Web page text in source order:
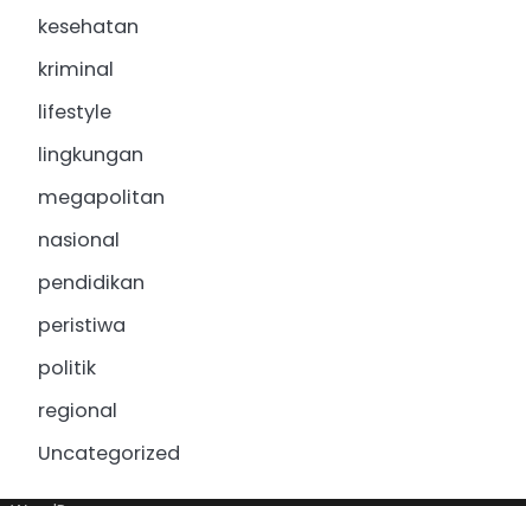
kesehatan
kriminal
lifestyle
lingkungan
megapolitan
nasional
pendidikan
peristiwa
politik
regional
Uncategorized